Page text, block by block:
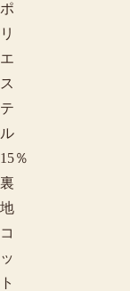
ポ
リ
エ
ス
テ
ル
15％
裏
地
コ
ッ
ト